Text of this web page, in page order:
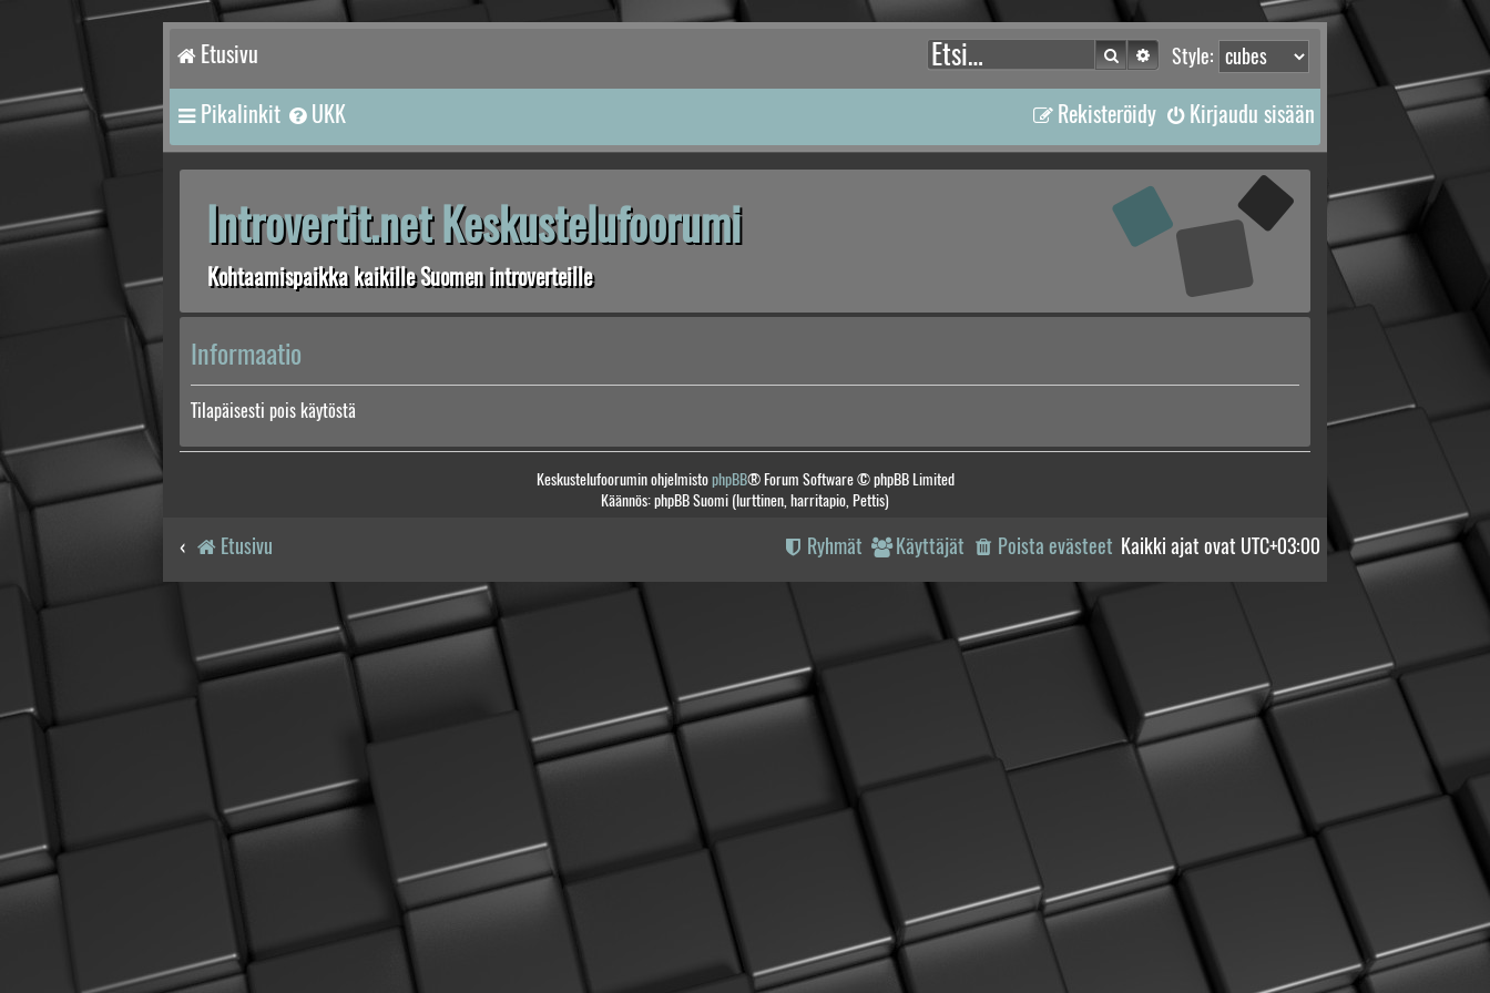
Etusivu Style:
Etsi Tarkennettu haku
Pikalinkit UKK Kirjaudu sisään
Rekisteröidy
Introvertit.net Keskustelufoorumi
Kohtaamispaikka kaikille Suomen introverteille
Informaatio
Tilapäisesti pois käytöstä
Keskustelufoorumin ohjelmistophpBB® Forum Software © phpBB Limited
Käännös: phpBB Suomi (lurttinen, harritapio, Pettis)
Etusivu Kaikki ajat ovat UTC+03:00
Poista evästeet
Käyttäjät
Ryhmät